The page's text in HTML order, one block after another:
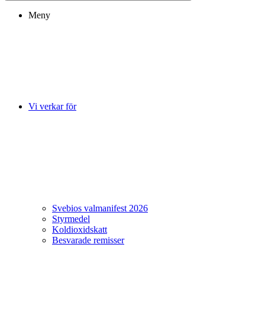
Meny
Vi verkar för
Svebios valmanifest 2026
Styrmedel
Koldioxidskatt
Besvarade remisser